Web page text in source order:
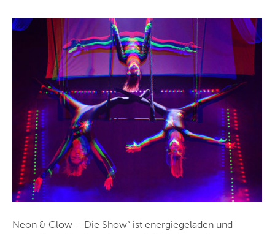
WIEN
ZÜRICH
ANDERE
REGIONEN
Neon & Glow – Die Show“ ist energiegeladen und